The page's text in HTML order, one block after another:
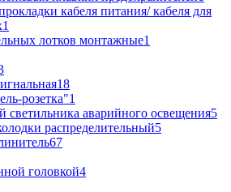
кабеля питания/ кабеля для
1
лотков монтажные1
18
розетка"1
светильника аварийного освещения5
распределительный5
67
головкой4